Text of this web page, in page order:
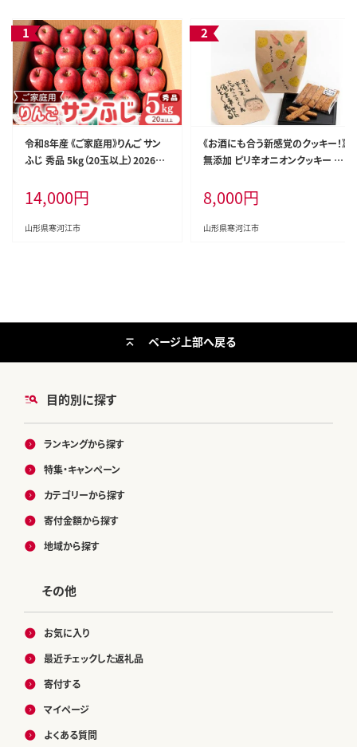
令和8年産 《ご家庭用》りんご サン
ふじ 秀品 5kg（20玉以上）2026年
から下旬頃発送予定】 014-B-HK0
14,000円
山形県寒河江市
《お酒にも合う新感覚のクッキー！》
無添加 ピリ辛オニオンクッキー 合
【就労継続支援B型事業所支援品】
008-G-BK007
8,000円
山形県寒河江市
目的別に探す
ランキングから探す
特集・キャンペーン
カテゴリーから探す
寄付金額から探す
地域から探す
その他
お気に入り
最近チェックした返礼品
寄付する
マイページ
よくある質問
ページ上部へ戻る